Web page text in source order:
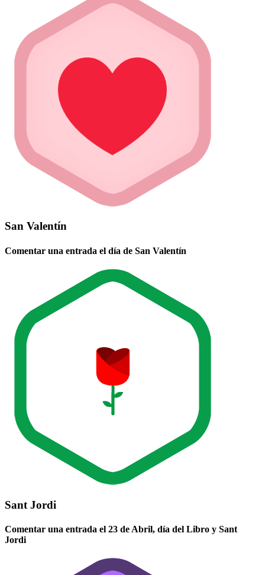
San Valentín
Comentar una entrada el día de San Valentín
Sant Jordi
Comentar una entrada el 23 de Abril, día del Libro y Sant
Jordi